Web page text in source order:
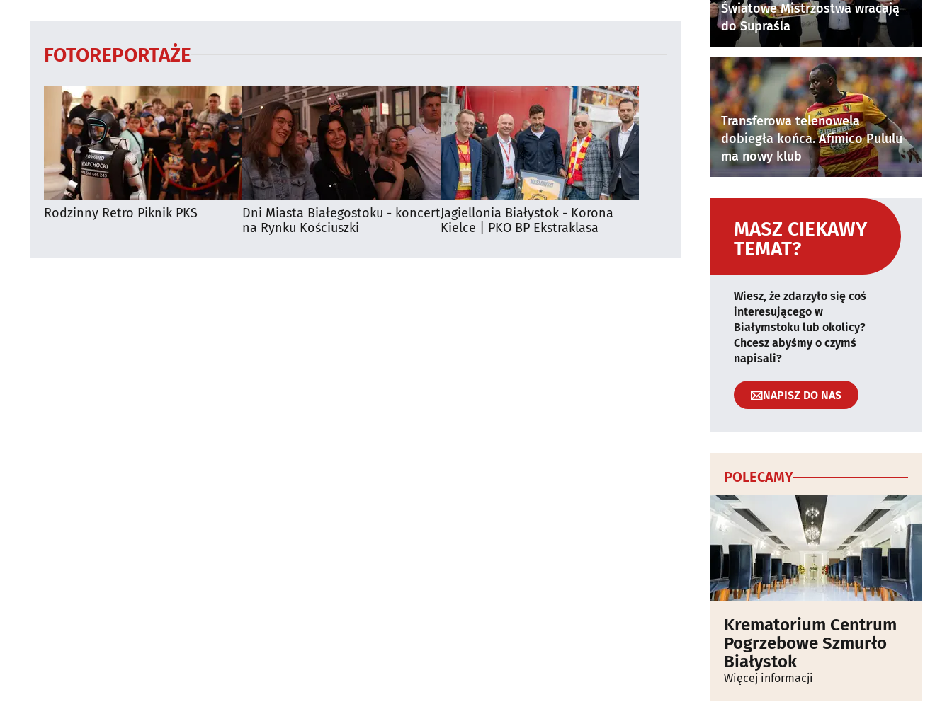
FOTOREPORTAŻE
Rodzinny Retro Piknik PKS
Dni Miasta Białegostoku - koncert
na Rynku Kościuszki
Jagiellonia Białystok - Korona
Kielce | PKO BP Ekstraklasa
Światowe Mistrzostwa wracają
do Supraśla
Transferowa telenowela
dobiegła końca. Afimico Pululu
ma nowy klub
MASZ CIEKAWY
TEMAT?
Wiesz, że zdarzyło się coś
interesującego w
Białymstoku lub okolicy?
Chcesz abyśmy o czymś
napisali?
NAPISZ DO NAS
POLECAMY
Krematorium Centrum
Pogrzebowe Szmurło
Białystok
Więcej informacji